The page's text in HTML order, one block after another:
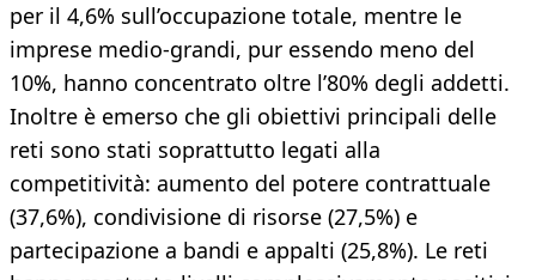
per il 4,6% sull’occupazione totale, mentre le
imprese medio-grandi, pur essendo meno del
10%, hanno concentrato oltre l’80% degli addetti.
Inoltre è emerso che gli obiettivi principali delle
reti sono stati soprattutto legati alla
competitività: aumento del potere contrattuale
(37,6%), condivisione di risorse (27,5%) e
partecipazione a bandi e appalti (25,8%). Le reti